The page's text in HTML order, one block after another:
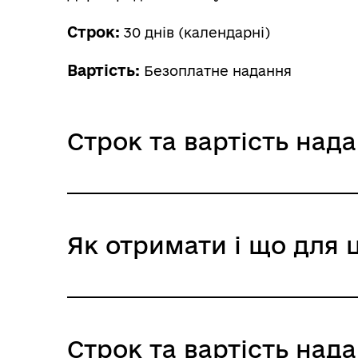
Строк: 30 днів (календарні)
Вартість: Безоплатне надання
Строк та вартість
Адміністративний збір: Безоплатне
Строк надання: 30 днів (календарні)
Як отримати і що для
Головне управління Державної служби
Строк та вартість